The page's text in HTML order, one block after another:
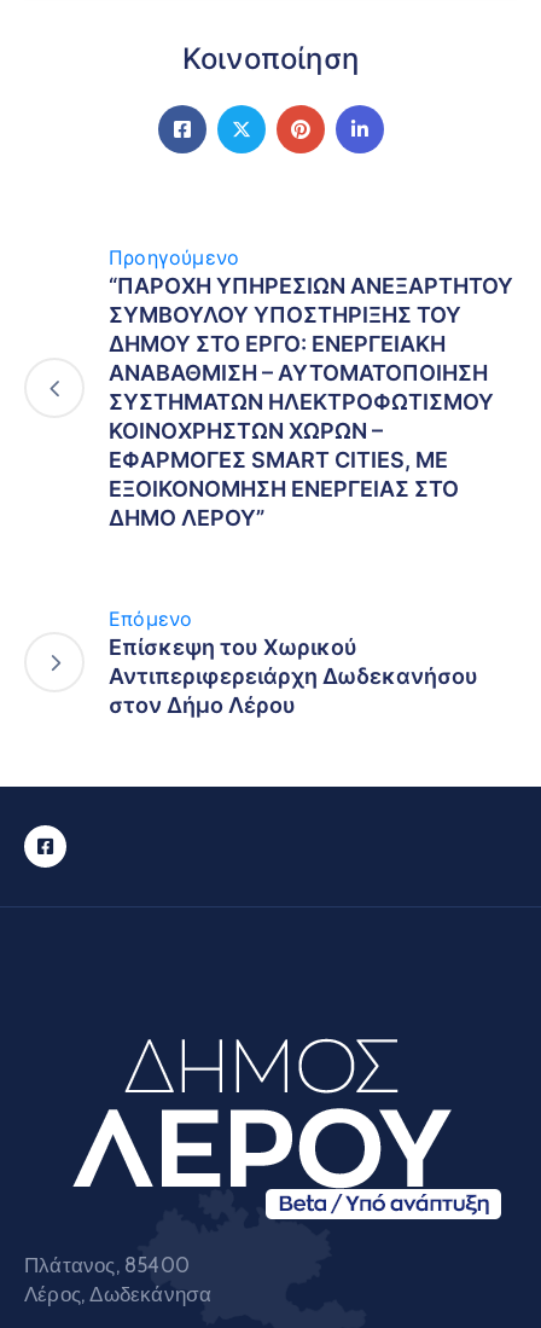
Κοινοποίηση
Προηγούμενο
“ΠΑΡΟΧΗ ΥΠΗΡΕΣΙΩΝ ΑΝΕΞΑΡΤΗΤΟΥ
ΣΥΜΒΟΥΛΟΥ ΥΠΟΣΤΗΡΙΞΗΣ ΤΟΥ
ΔΗΜΟΥ ΣΤΟ ΕΡΓΟ: ΕΝΕΡΓΕΙΑΚΗ
ΑΝΑΒΑΘΜΙΣΗ – ΑΥΤΟΜΑΤΟΠΟΙΗΣΗ
ΣΥΣΤΗΜΑΤΩΝ ΗΛΕΚΤΡΟΦΩΤΙΣΜΟΥ
ΚΟΙΝΟΧΡΗΣΤΩΝ ΧΩΡΩΝ –
ΕΦΑΡΜΟΓΕΣ SMART CITIES, ΜΕ
ΕΞΟΙΚΟΝΟΜΗΣΗ ΕΝΕΡΓΕΙΑΣ ΣΤΟ
ΔΗΜΟ ΛΕΡΟΥ”
Επόμενο
Επίσκεψη του Χωρικού
Αντιπεριφερειάρχη Δωδεκανήσου
στον Δήμο Λέρου
Πλάτανος, 85400
Λέρος, Δωδεκάνησα